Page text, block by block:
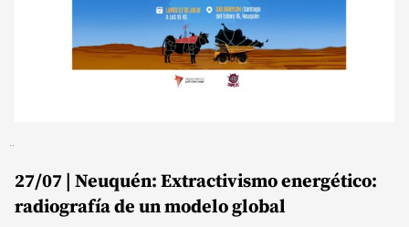
27/07 | Neuquén: Extractivismo energético:
radiografía de un modelo global